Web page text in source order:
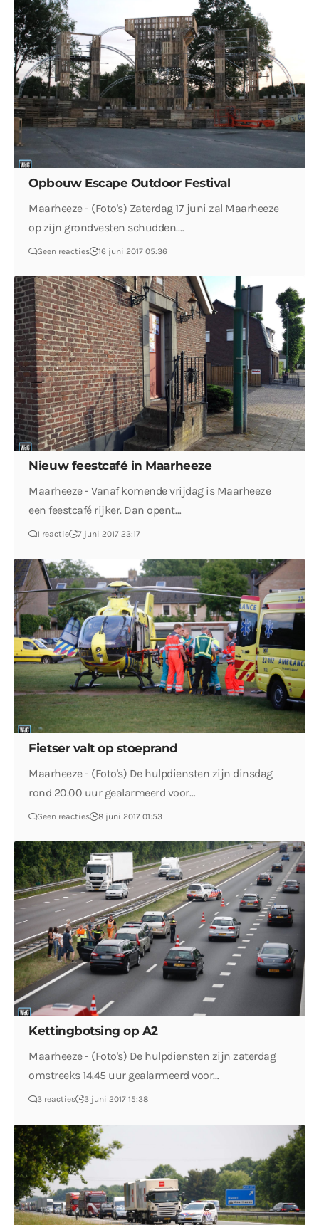
Opbouw Escape Outdoor Festival
Maarheeze - (Foto's) Zaterdag 17 juni zal Maarheeze
op zijn grondvesten schudden.…
Geen reacties 16 juni 2017 05:36
Nieuw feestcafé in Maarheeze
Maarheeze - Vanaf komende vrijdag is Maarheeze
een feestcafé rijker. Dan opent…
1 reactie 7 juni 2017 23:17
Fietser valt op stoeprand
Maarheeze - (Foto's) De hulpdiensten zijn dinsdag
rond 20.00 uur gealarmeerd voor…
Geen reacties 8 juni 2017 01:53
Kettingbotsing op A2
Maarheeze - (Foto's) De hulpdiensten zijn zaterdag
omstreeks 14.45 uur gealarmeerd voor…
3 reacties 3 juni 2017 15:38